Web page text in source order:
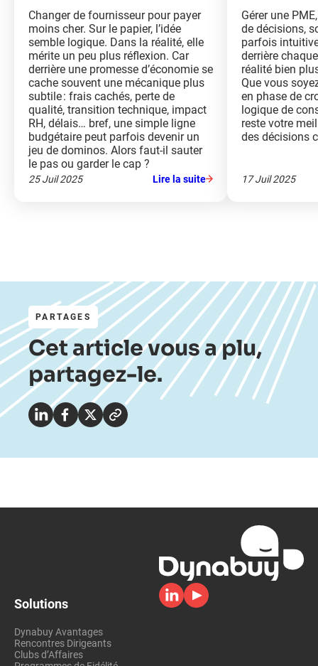
Changer de fournisseur pour payer
moins cher. Sur le papier, l’idée
semble logique. Dans la réalité, elle
mérite un peu plus réflexion. Car
derrière une promesse d’économie se
cache souvent une mécanique plus
subtile : frais cachés, perte de
qualité, transition technique, impact
RH, délais… bref, une simple ligne
budgétaire peut parfois devenir un
jeu de dominos. Alors faut-il sauter
le pas ou garder le cap ?
25 Juil 2025 Lire la suite
Gérer une
de décisions,
parfois
derrière
réalité bien
Que vous
en phase de
logique de
reste votre
des décisions
17 Juil 2025
PARTAGES
Cet article vous a plu,
partagez-le.
Solutions
Dynabuy Avantages
Rencontres Dirigeants
Clubs d’Affaires